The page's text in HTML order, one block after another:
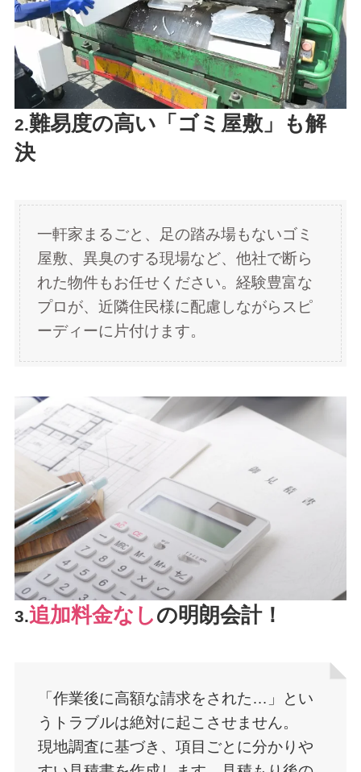
2.難易度の高い「ゴミ屋敷」も解
決
一軒家まるごと、足の踏み場もないゴミ
屋敷、異臭のする現場など、他社で断ら
れた物件もお任せください。経験豊富な
プロが、近隣住民様に配慮しながらスピ
ーディーに片付けます。
3.追加料金なしの明朗会計！
「作業後に高額な請求をされた…」とい
うトラブルは絶対に起こさせません。
現地調査に基づき、項目ごとに分かりや